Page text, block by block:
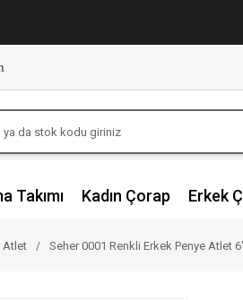
Takımı Kadın Çorap Erkek
Atlet Seher 0001 Renkli Erkek Penye Atlet